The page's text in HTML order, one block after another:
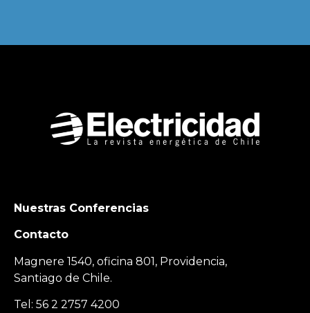
Nuestras Conferencias
Contacto
Magnere 1540, oficina 801, Providencia,
Santiago de Chile.
Tel: 56 2 2757 4200